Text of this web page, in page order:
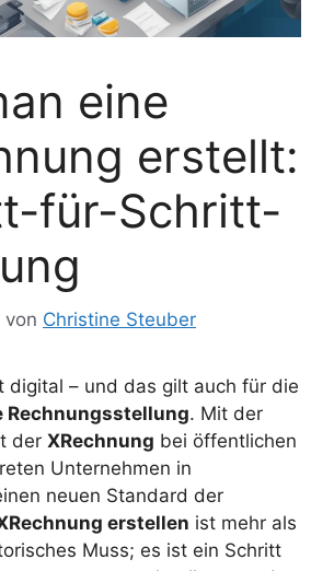
eine
erstellt:
für-Schritt-
von Christine Steuber
digital – und das gilt auch für die
Rechnungsstellung. Mit der
der XRechnung bei öffentlichen
Unternehmen in
neuen Standard der
erstellen ist mehr als
Muss; es ist ein Schritt